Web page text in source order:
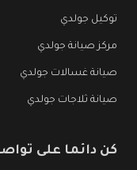
توكيل جولدي
مركز صيانة جولدي
صيانة غسالات جولدي
صيانة ثلاجات جولدي
كن دائما على